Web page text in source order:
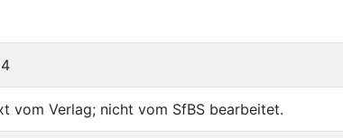
vom Verlag; nicht vom SfBS bearbeitet.